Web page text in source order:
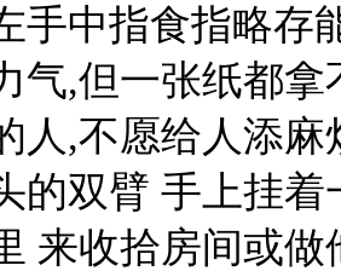
手中指食指略存
气,但一张纸都
人,不愿给人添
的双臂 手上挂
来收拾房间或